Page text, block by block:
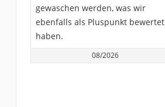
gewaschen werden, was wir
ebenfalls als Pluspunkt bewertet
haben.
08/2026